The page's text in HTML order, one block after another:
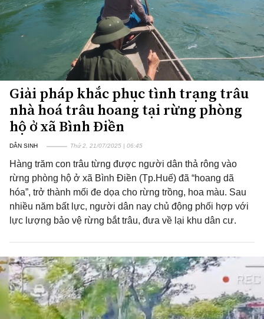
Giải pháp khắc phục tình trạng trâu
nhà hoá trâu hoang tại rừng phòng
hộ ở xã Bình Điền
DÂN SINH Thứ 2, 21/07/2025 | 06:45
Hàng trăm con trâu từng được người dân thả rông vào
rừng phòng hộ ở xã Bình Điền (Tp.Huế) đã “hoang dã
hóa”, trở thành mối đe dọa cho rừng trồng, hoa màu. Sau
nhiều năm bất lực, người dân nay chủ động phối hợp với
lực lượng bảo vệ rừng bắt trâu, đưa về lại khu dân cư.